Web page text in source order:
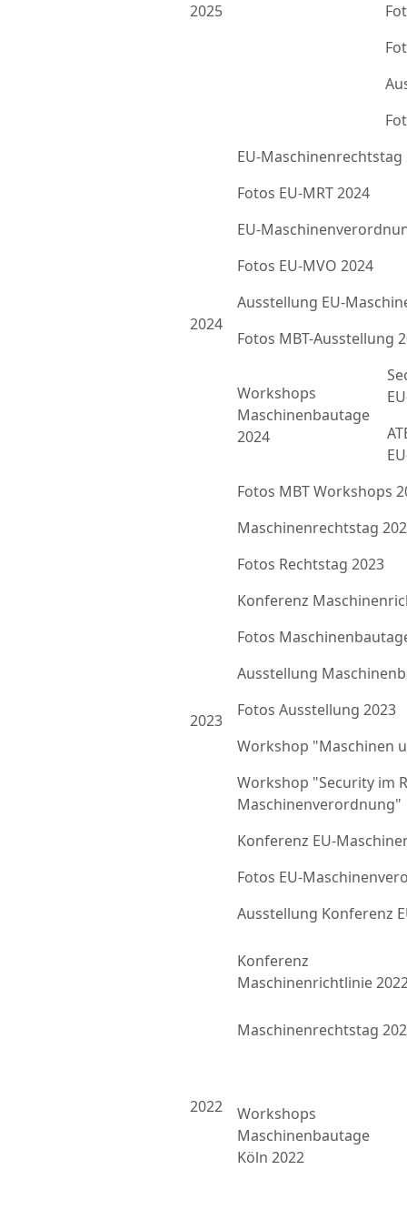
2025
2024
EU-Maschinenrechtstag
Fotos EU-MRT 2024
EU-
Fotos EU-MVO 2024
Ausstellung EU-
Fotos MBT-Ausstellung
Workshops
Maschinenbautage
2024
Fotos MBT Workshops
2023
Maschinenrechtstag
Fotos Rechtstag 2023
Konferenz
Fotos
Ausstellung
Fotos Ausstellung 2023
Workshop "Maschinen
Workshop "Security im
Maschinenverordnung"
Konferenz EU-
Fotos EU-
Ausstellung Konferenz
2022
Konferenz
Maschinenrichtlinie
Maschinenrechtstag
Workshops
Maschinenbautage
Köln 2022